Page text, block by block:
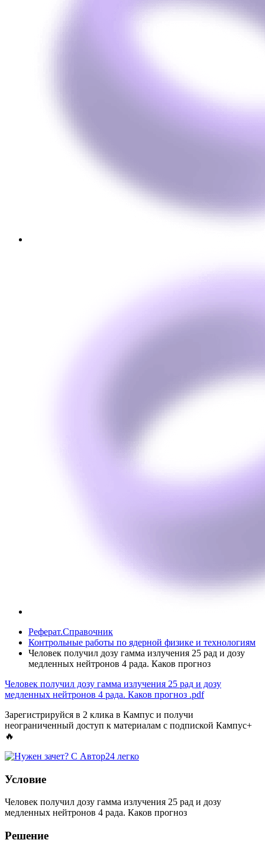
Реферат.Справочник
Контрольные работы по ядерной физике и технологиям
Человек получил дозу гамма излучения 25 рад и дозу
медленных нейтронов 4 рада. Каков прогноз
Человек получил дозу гамма излучения 25 рад и дозу
медленных нейтронов 4 рада. Каков прогноз .pdf
Зарегистрируйся в 2 клика в Кампус и получи
неограниченный доступ к материалам с подпиской Кампус+
🔥
Условие
Человек получил дозу гамма излучения 25 рад и дозу
медленных нейтронов 4 рада. Каков прогноз
Решение